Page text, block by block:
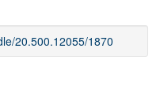
20.500.12055/1870